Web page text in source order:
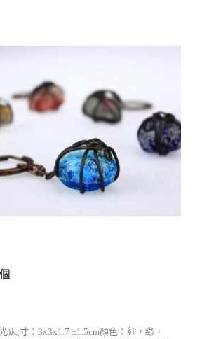
)尺寸：3x3x1.7 ±1.5cm顏色：紅，綠，